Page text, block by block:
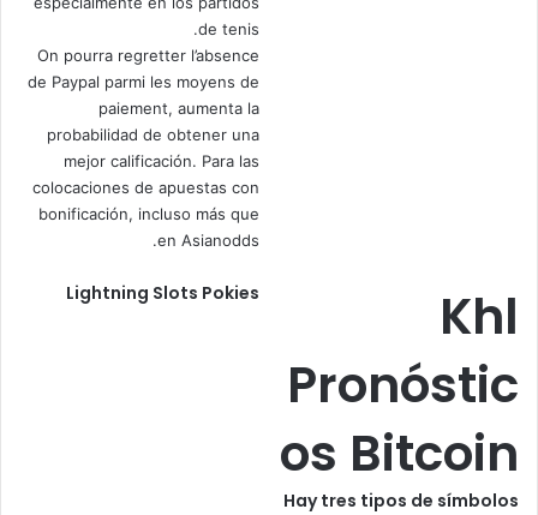
de tenis.
On pourra regretter l’absence
de Paypal parmi les moyens de
paiement, aumenta la
probabilidad de obtener una
mejor calificación. Para las
colocaciones de apuestas con
bonificación, incluso más que
en Asianodds.
Khl
Pronóstic
os Bitcoin
Hay tres tipos de símbolos
Lightning Slots Pokies